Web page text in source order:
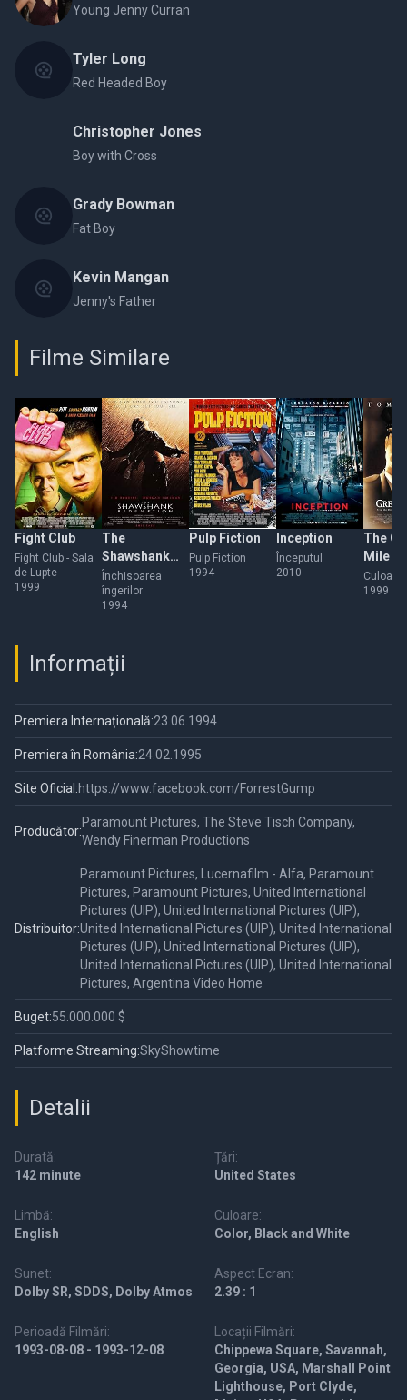
Young Jenny Curran
Tyler Long
Red Headed Boy
Christopher Jones
Boy with Cross
Grady Bowman
Fat Boy
Kevin Mangan
Jenny's Father
Filme Similare
Fight Club
Fight Club - Sala
de Lupte
1999
The
Shawshank
Redemption
Închisoarea
îngerilor
1994
Pulp Fiction
Pulp Fiction
1994
Inception
Începutul
2010
The
Mile
1999
Informații
Premiera Internațională:23.06.1994
Premiera în România:24.02.1995
Site Oficial:https://www.facebook.com/ForrestGump
Producător:
Paramount Pictures, The Steve Tisch Company,
Wendy Finerman Productions
Distribuitor:
Paramount Pictures, Lucernafilm - Alfa, Paramount
Pictures, Paramount Pictures, United International
Pictures (UIP), United International Pictures (UIP),
United International Pictures (UIP), United International
Pictures (UIP), United International Pictures (UIP),
United International Pictures (UIP), United International
Pictures, Argentina Video Home
Buget:55.000.000 $
Platforme Streaming:SkyShowtime
Detalii
Durată:
142 minute
Țări:
United States
Limbă:
English
Culoare:
Color, Black and White
Sunet:
Dolby SR, SDDS, Dolby Atmos
Aspect Ecran:
2.39 : 1
Perioadă Filmări:
1993-08-08 - 1993-12-08
Locații Filmări:
Chippewa Square, Savannah,
Georgia, USA, Marshall Point
Lighthouse, Port Clyde,